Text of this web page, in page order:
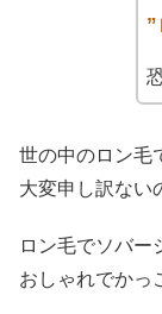
世の中のロン毛
大変申し訳ない
ロン毛でソバー
おしゃれでかっ